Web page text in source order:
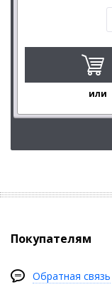
или
Покупателям
Обратная связь